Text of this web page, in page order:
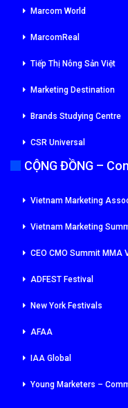
Marcom World
MarcomReal
Tiếp Thị Nông Sản Việt
Marketing Destination
Brands Studying Centre
CSR Universal
CỘNG ĐỒNG –
Vietnam Marketing
Vietnam Marketing
CEO CMO Summit MMA
ADFEST Festival
New York Festivals
AFAA
IAA Global
Young Marketers –